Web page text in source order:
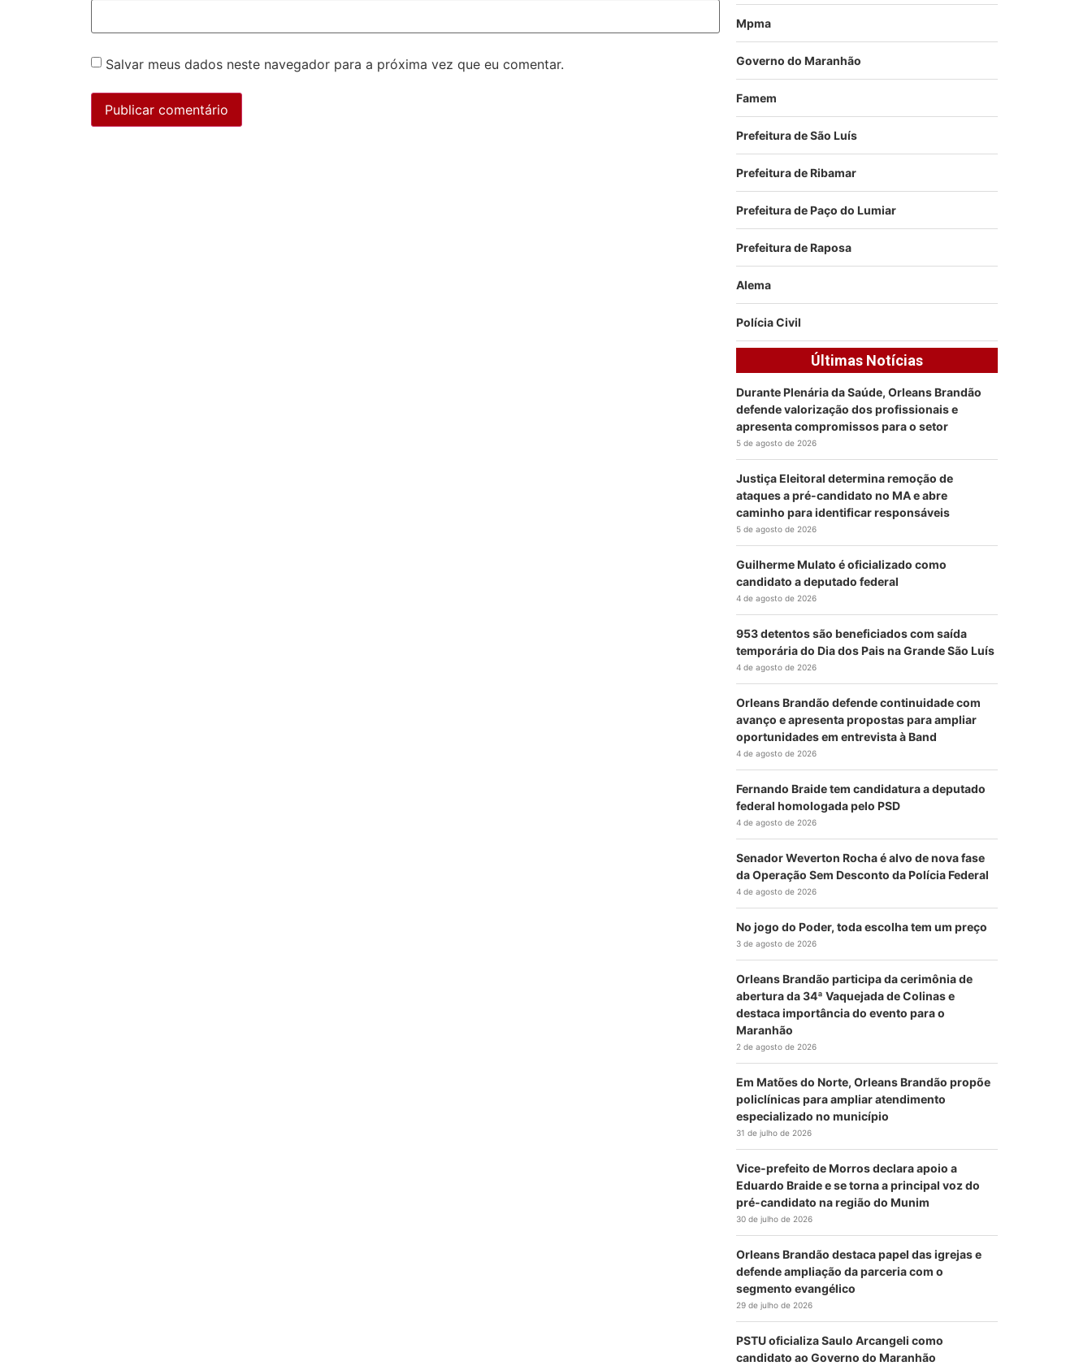
Salvar meus dados neste navegador para a próxima vez que eu comentar.
Mpma
Governo do Maranhão
Famem
Prefeitura de São Luís
Prefeitura de Ribamar
Prefeitura de Paço do Lumiar
Prefeitura de Raposa
Alema
Polícia Civil
Últimas Notícias
Durante Plenária da Saúde, Orleans Brandão
defende valorização dos profissionais e
apresenta compromissos para o setor
5 de agosto de 2026
Justiça Eleitoral determina remoção de
ataques a pré-candidato no MA e abre
caminho para identificar responsáveis
5 de agosto de 2026
Guilherme Mulato é oficializado como
candidato a deputado federal
4 de agosto de 2026
953 detentos são beneficiados com saída
temporária do Dia dos Pais na Grande São Luís
4 de agosto de 2026
Orleans Brandão defende continuidade com
avanço e apresenta propostas para ampliar
oportunidades em entrevista à Band
4 de agosto de 2026
Fernando Braide tem candidatura a deputado
federal homologada pelo PSD
4 de agosto de 2026
Senador Weverton Rocha é alvo de nova fase
da Operação Sem Desconto da Polícia Federal
4 de agosto de 2026
No jogo do Poder, toda escolha tem um preço
3 de agosto de 2026
Orleans Brandão participa da cerimônia de
abertura da 34ª Vaquejada de Colinas e
destaca importância do evento para o
Maranhão
2 de agosto de 2026
Em Matões do Norte, Orleans Brandão propõe
policlínicas para ampliar atendimento
especializado no município
31 de julho de 2026
Vice-prefeito de Morros declara apoio a
Eduardo Braide e se torna a principal voz do
pré-candidato na região do Munim
30 de julho de 2026
Orleans Brandão destaca papel das igrejas e
defende ampliação da parceria com o
segmento evangélico
29 de julho de 2026
PSTU oficializa Saulo Arcangeli como
candidato ao Governo do Maranhão